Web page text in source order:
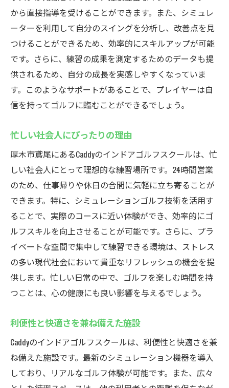
から直接指導を受けることができます。また、シミュレ
ーターを利用して自分のスイングを分析し、改善点を見
つけることができるため、効率的にスキルアップが可能
です。さらに、練習の成果を測定するためのデータも提
供されるため、自分の成長を実感しやすくなっていま
す。このようなサポートがあることで、プレイヤーは自
信を持ってゴルフに臨むことができるでしょう。
忙しい社会人にぴったりの理由
厚木市鳶尾にあるCaddyのインドアゴルフスクールは、忙
しい社会人にとって理想的な練習場所です。24時間営業
のため、仕事帰りや休日の合間に気軽に立ち寄ることが
できます。特に、シミュレーションゴルフ技術を活用す
ることで、実際のコースに近い体験ができ、効率的にゴ
ルフスキルを向上させることが可能です。さらに、プラ
イベートな空間で集中して練習できる環境は、ストレス
の多い現代社会において貴重なリフレッシュの機会を提
供します。忙しい日常の中で、ゴルフを楽しむ時間を持
つことは、心の健康にも良い影響を与えるでしょう。
利便性と快適さを兼ね備えた施設
Caddyのインドアゴルフスクールは、利便性と快適さを兼
ね備えた施設です。最新のシミュレーション機器を導入
しており、リアルなゴルフ体験が可能です。また、広々